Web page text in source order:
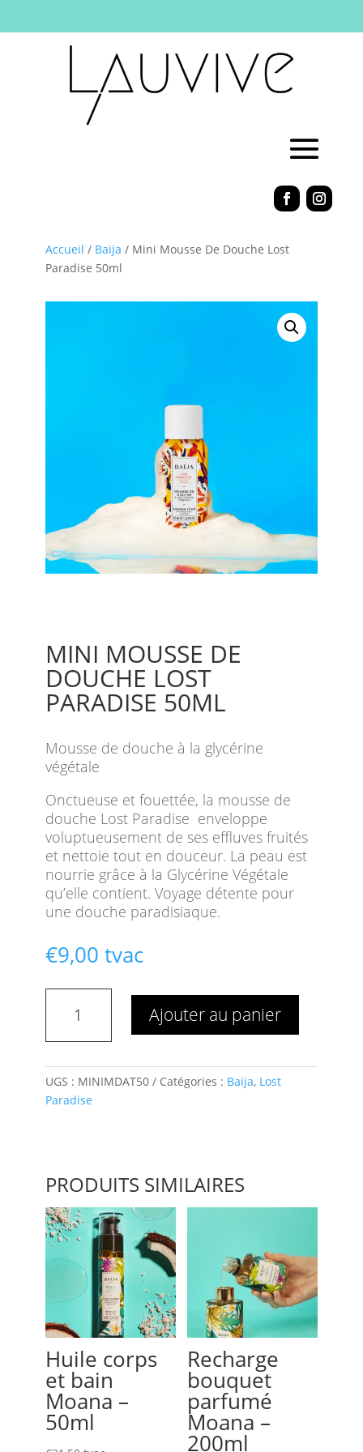
Accueil / Baija / Mini Mousse De Douche Lost
Paradise 50ml
MINI MOUSSE DE
DOUCHE LOST
PARADISE 50ML
Mousse de douche à la glycérine
végétale
Onctueuse et fouettée, la mousse de
douche Lost Paradise enveloppe
voluptueusement de ses effluves fruités
et nettoie tout en douceur. La peau est
nourrie grâce à la Glycérine Végétale
qu’elle contient. Voyage détente pour
une douche paradisiaque.
€9,00 tvac
De
Douche
Lost
Ajouter au panier
UGS : MINIMDAT50 Catégories : Baija, Lost
Paradise
PRODUITS SIMILAIRES
Huile corps
et bain
Moana –
50ml
Recharge
bouquet
parfumé
Moana –
200ml